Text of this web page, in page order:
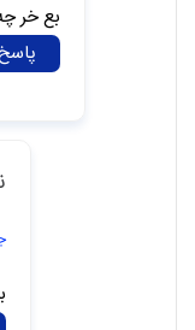
بع خر